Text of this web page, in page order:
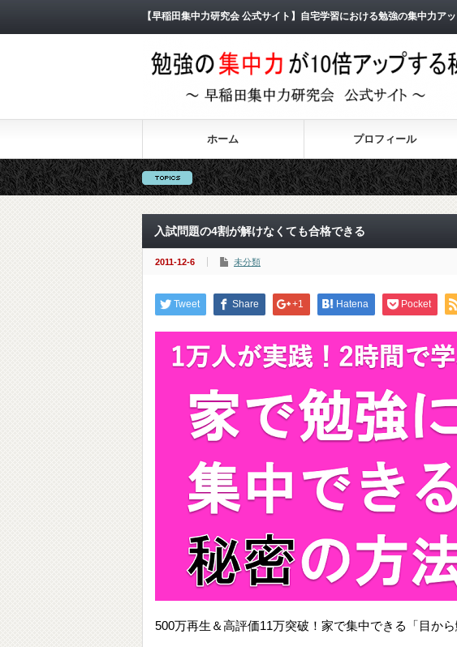
【早稲田集中力研究会 公式サイト】自宅学習における勉強の集中力ア
ホーム プロフィール
入試問題の4割が解けなくても合格できる
2011-12-6 未分類
Tweet Share +1 Hatena Pocket
500万再生＆高評価11万突破！家で集中できる「目か